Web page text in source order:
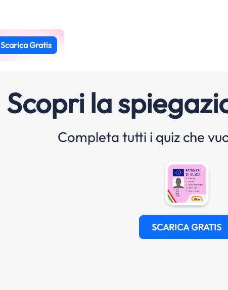
Scarica Gratis
Scopri la
Completa tutti i quiz che
SCARICA GRATIS